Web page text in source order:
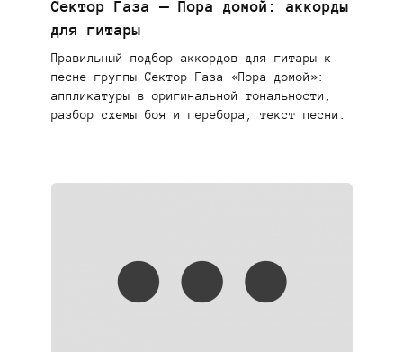
Сектор Газа — Пора домой: аккорды
для гитары
Правильный подбор аккордов для гитары к
песне группы Сектор Газа «Пора домой»:
аппликатуры в оригинальной тональности,
разбор схемы боя и перебора, текст песни.